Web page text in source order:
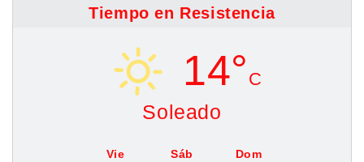
Tiempo en Resistencia
14° C
Soleado
Vie Sáb Dom